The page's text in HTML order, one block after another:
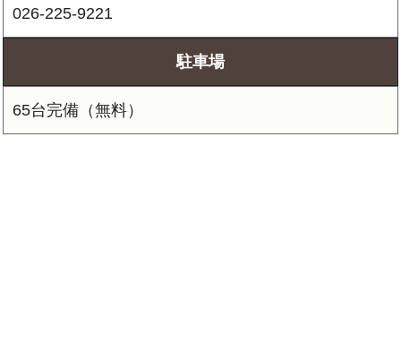
026-225-9221
駐車場
65台完備（無料）